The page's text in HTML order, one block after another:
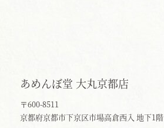
あめんぼ堂 大丸京都店
〒600-8511
京都府京都市下京区市場高倉西入 地下1階